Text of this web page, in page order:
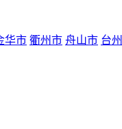
华市 衢州市 舟山市 台